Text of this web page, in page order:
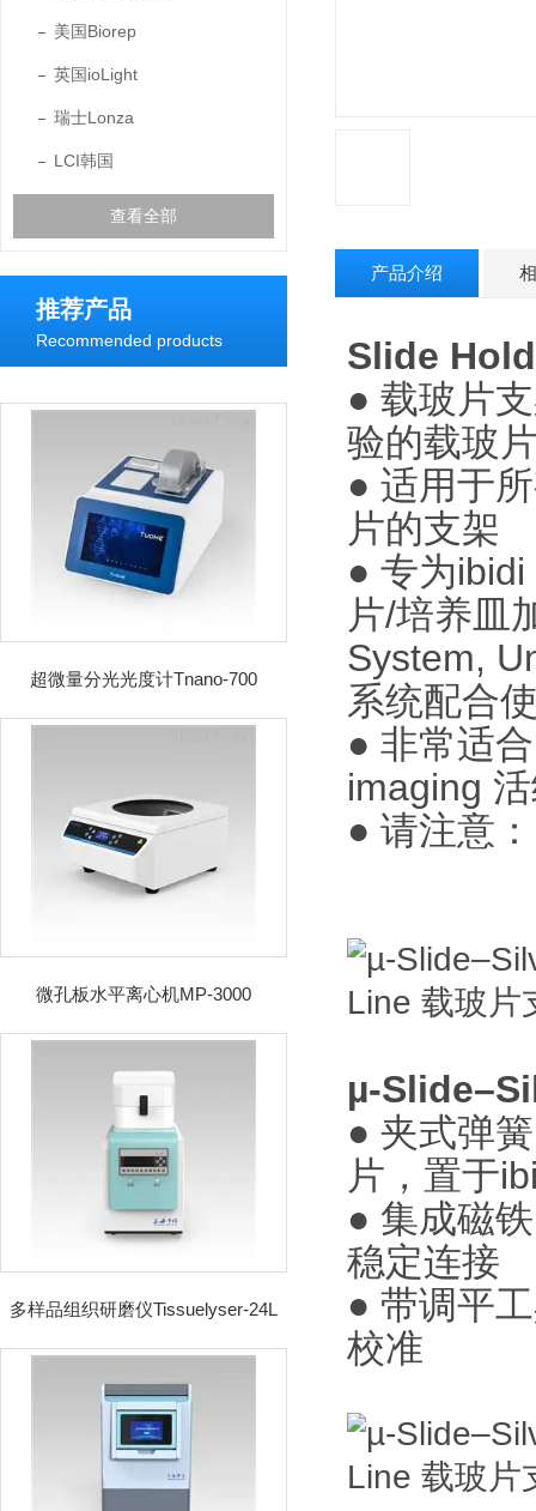
美国Biorep
英国ioLight
瑞士Lonza
LCI韩国
查看全部
推荐产品
Recommended products
超微量分光光度计Tnano-700
微孔板水平离心机MP-3000
多样品组织研磨仪Tissuelyser-24L
产品介绍
Slide
● 载玻片
验的载玻
● 适用于
片的支架
● 专为
片/培养皿
System,
系统配合
● 非常适
imaging
● 请注意
µ-
● 夹式弹
片，置于
● 集成磁
稳定连接
● 带调平
校准